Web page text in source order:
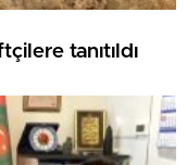
tanıtıldı